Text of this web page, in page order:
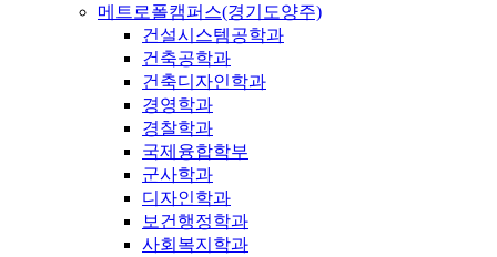
메트로폴캠퍼스(경기도양주)
건설시스템공학과
건축공학과
건축디자인학과
경영학과
경찰학과
국제융합학부
군사학과
디자인학과
보건행정학과
사회복지학과